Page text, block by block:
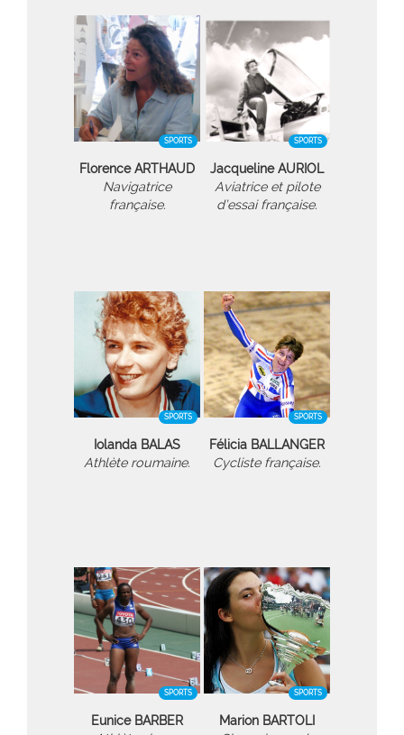
SPORTS
Florence ARTHAUD
Navigatrice
française.
SPORTS
Jacqueline AURIOL
Aviatrice et pilote
d’essai française.
SPORTS
Iolanda BALAS
Athlète roumaine.
SPORTS
Félicia BALLANGER
Cycliste française.
SPORTS
Eunice BARBER
SPORTS
Marion BARTOLI